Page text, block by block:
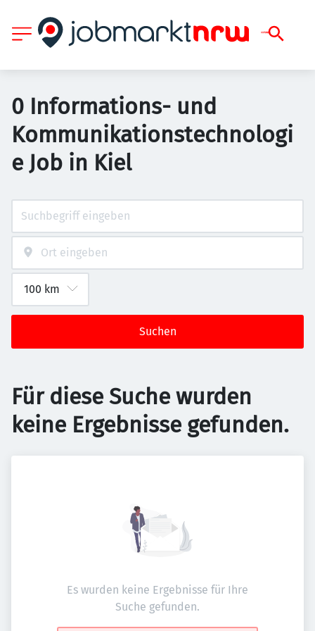
0 Informations- und
Kommunikationstechnologi
e Job in Kiel
Suchen
Für diese Suche wurden
keine Ergebnisse gefunden.
Es wurden keine Ergebnisse für Ihre
Suche gefunden.